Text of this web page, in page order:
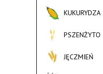
KUKURYDZA
PSZENŻYTO
JĘCZMIEŃ